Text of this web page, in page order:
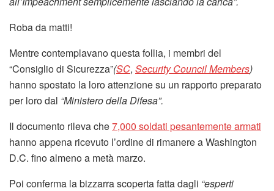
Roba da matti!
Mentre contemplavano questa follia, i membri del
“Consiglio di Sicurezza”(SC, Security Council Members)
hanno spostato la loro attenzione su un rapporto preparato
per loro dal “Ministero della Difesa”.
Il documento rileva che7,000 soldati pesantemente armati
hanno appena ricevuto l’ordine di rimanere a Washington
D.C. fino almeno a metà marzo.
Poi conferma la bizzarra scoperta fatta dagli “esperti